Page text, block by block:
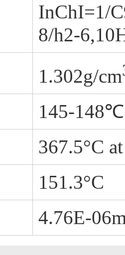
InChI=1/
8/h2-
1.302g/cm
145-148℃
367.5°C
151.3°C
4.76E-